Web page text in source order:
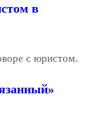
в
с юристом.